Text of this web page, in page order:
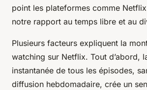
point les plateformes comme
notre rapport au temps libre et au
Plusieurs facteurs expliquent la
watching sur Netflix. Tout d’abord,
instantanée de tous les épisodes,
diffusion hebdomadaire, crée un